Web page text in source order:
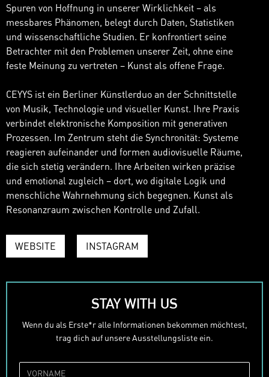
Spuren von Hoffnung in unserer Wirklichkeit – als
messbares Phänomen, belegt durch Daten, Statistiken
und wissenschaftliche Studien. Er konfrontiert seine
Betrachter mit den Problemen unserer Zeit, ohne eine
feste Meinung zu vertreten – Kunst als offene Frage.
CEYYS ist ein Berliner Künstlerduo an der Schnittstelle
von Musik, Technologie und visueller Kunst. Ihre Praxis
verbindet elektronische Komposition mit generativen
Prozessen. Im Zentrum steht die Synchronität: Systeme
reagieren aufeinander und formen audiovisuelle Räume,
die sich stetig verändern. Ihre Arbeiten wirken präzise
und emotional zugleich – dort, wo digitale Logik und
menschliche Wahrnehmung sich begegnen. Kunst als
Resonanzraum zwischen Kontrolle und Zufall.
WEBSITE INSTAGRAM
STAY WITH US
Wenn du als Erste*r alle Informationen bekommen möchtest,
trag dich auf unsere Ausstellungsliste ein.